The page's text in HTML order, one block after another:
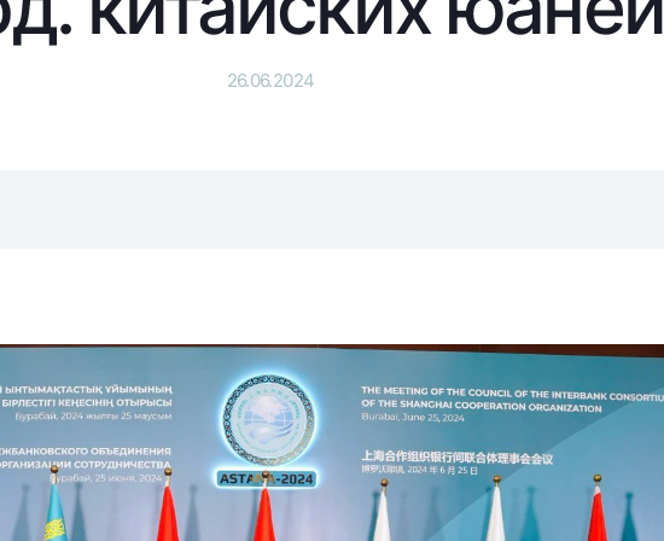
Серебряный депозит
Garmin pay
Согласие на обработку персональных данных
Контакт-центр
+998 78 148-00-10
1344
26.06.2024